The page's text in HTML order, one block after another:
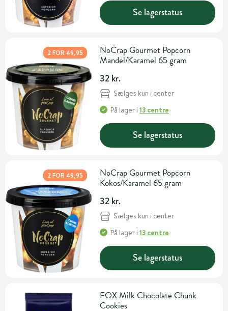
Se lagerstatus
2 FOR 49,95
NoCrap Gourmet Popcorn
Mandel/Karamel 65 gram
32 kr.
Sælges kun i center
På lager i13 centre
Se lagerstatus
2 FOR 49,95
NoCrap Gourmet Popcorn
Kokos/Karamel 65 gram
32 kr.
Sælges kun i center
På lager i13 centre
Se lagerstatus
FOX Milk Chocolate Chunk
Cookies